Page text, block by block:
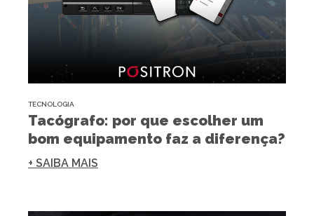
TECNOLOGIA
Tacógrafo: por que escolher um
bom equipamento faz a diferença?
+ SAIBA MAIS